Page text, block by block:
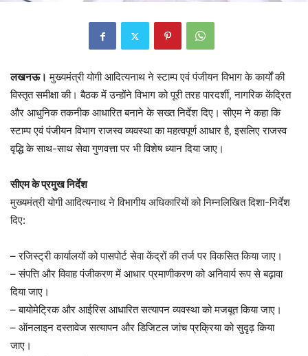
लखनऊ। मुख्यमंत्री योगी आदित्यनाथ ने स्टाम्प एवं पंजीयन विभाग के कार्यों की
विस्तृत समीक्षा की। बैठक में उन्होंने विभाग को पूरी तरह पारदर्शी, नागरिक केंद्रित
और आधुनिक तकनीक आधारित बनाने के सख्त निर्देश दिए। सीएम ने कहा कि
स्टाम्प एवं पंजीयन विभाग राजस्व व्यवस्था का महत्वपूर्ण आधार है, इसलिए राजस्व
वृद्धि के साथ-साथ सेवा गुणवत्ता पर भी विशेष ध्यान दिया जाए।
सीएम के प्रमुख निर्देश
मुख्यमंत्री योगी आदित्यनाथ ने विभागीय अधिकारियों को निम्नलिखित दिशा-निर्देश
दिए:
– रजिस्ट्री कार्यालयों को पासपोर्ट सेवा केंद्रों की तर्ज पर विकसित किया जाए।
– संपत्ति और विवाह पंजीकरण में आधार प्रमाणीकरण को अनिवार्य रूप से बढ़ावा
दिया जाए।
– बायोमेट्रिक और आईरिस आधारित सत्यापन व्यवस्था को मजबूत किया जाए।
– ऑनलाइन दस्तावेज सत्यापन और डिजिटल जांच प्रक्रिया को सुदृढ़ किया
जाए।